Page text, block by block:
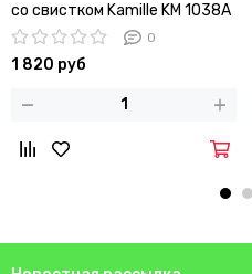
со свистком Kamille KM 1038A
с черной бакелитовой ручкой
0
1 820 руб